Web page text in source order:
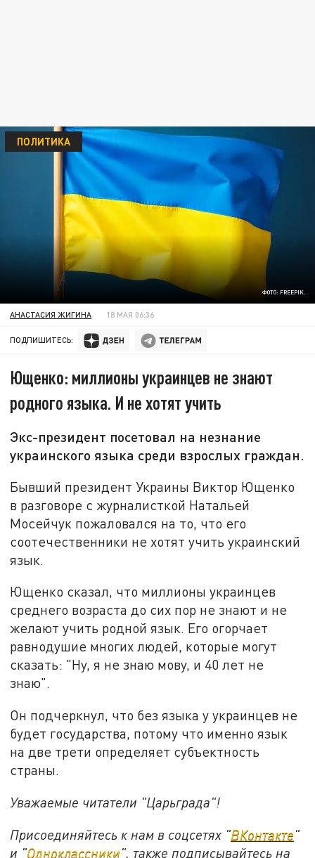
ФОТО: FREEPIK.
ПОЛИТИКА
АНАСТАСИЯ ЖИГИНА 18 МАЯ 06:36
ПОДПИШИТЕСЬ:
Ющенко: миллионы украинцев не знают
родного языка. И не хотят учить
Экс-президент посетовал на незнание
украинского языка среди взрослых граждан.
Бывший президент Украины Виктор Ющенко
в разговоре с журналисткой Натальей
Мосейчук пожаловался на то, что его
соотечественники не хотят учить украинский
язык.
Ющенко сказал, что миллионы украинцев
среднего возраста до сих пор не знают и не
желают учить родной язык. Его огорчает
равнодушие многих людей, которые могут
сказать: "Ну, я не знаю мову, и 40 лет не
знаю".
Он подчеркнул, что без языка у украинцев не
будет государства, потому что именно язык
на две трети определяет субъектность
страны.
Уважаемые читатели "Царьграда"!
Присоединяйтесь к нам в соцсетях "ВКонтакте"
и "Одноклассники", также подписывайтесь на